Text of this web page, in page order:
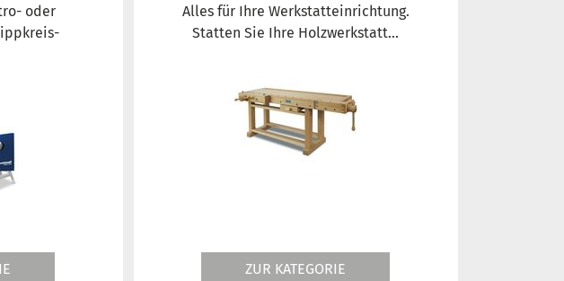
oder
Alles für Ihre Werkstatteinrichtung.
Statten Sie Ihre Holzwerkstatt...
ZUR KATEGORIE